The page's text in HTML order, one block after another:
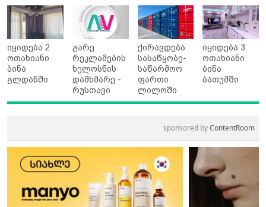
იყიდება 2
ოთახიანი
ბინა
გლდანში
გარე
რეკლამების
ხელოსნის
დამხმარე -
რუსთავი
ქირავდება
სასაწყობე-
საწარმოო
ფართი
ლილოში
იყიდება 3
ოთახიანი
ბინა
ბათუმში
sponsored byContentRoom